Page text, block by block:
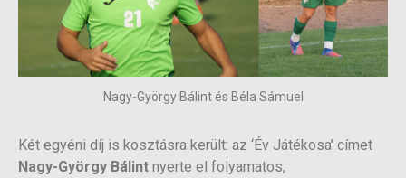
Nagy-György Bálint és Béla Sámuel
Két egyéni díj is kosztásra került: az ‘Év Játékosa’ címet
Nagy-György Bálint nyerte el folyamatos,